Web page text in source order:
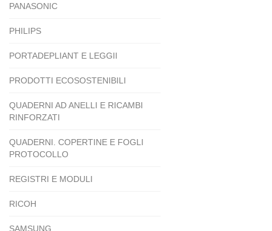
PANASONIC
PHILIPS
PORTADEPLIANT E LEGGII
PRODOTTI ECOSOSTENIBILI
QUADERNI AD ANELLI E RICAMBI
RINFORZATI
QUADERNI. COPERTINE E FOGLI
PROTOCOLLO
REGISTRI E MODULI
RICOH
SAMSUNG